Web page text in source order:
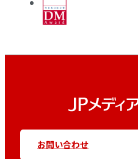
お問い合わせ